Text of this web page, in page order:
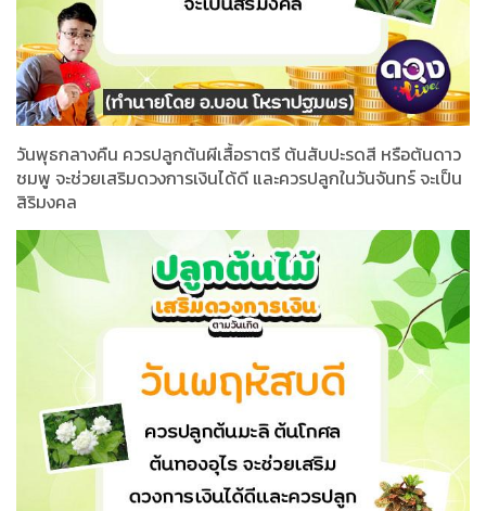
วันพุธกลางคืน ควรปลูกต้นผีเสื้อราตรี ต้นสับปะรดสี หรือต้นดาว
ชมพู จะช่วยเสริมดวงการเงินได้ดี และควรปลูกในวันจันทร์ จะเป็น
สิริมงคล